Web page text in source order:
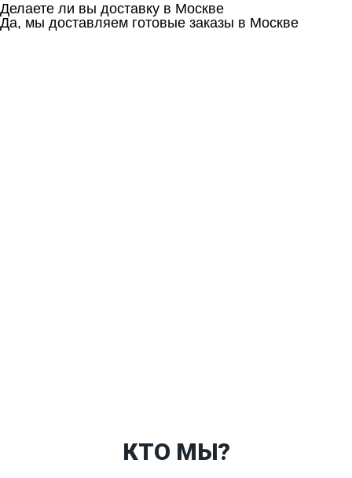
Делаете ли вы доставку в Москве
Да, мы доставляем готовые заказы в Москве
КТО МЫ?